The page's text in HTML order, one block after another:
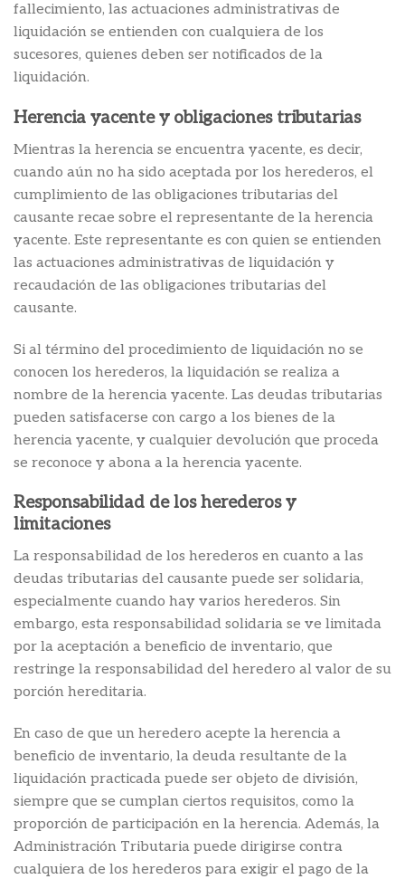
fallecimiento, las actuaciones administrativas de
liquidación se entienden con cualquiera de los
sucesores, quienes deben ser notificados de la
liquidación.
Herencia yacente y obligaciones tributarias
Mientras la herencia se encuentra yacente, es decir,
cuando aún no ha sido aceptada por los herederos, el
cumplimiento de las obligaciones tributarias del
causante recae sobre el representante de la herencia
yacente. Este representante es con quien se entienden
las actuaciones administrativas de liquidación y
recaudación de las obligaciones tributarias del
causante.
Si al término del procedimiento de liquidación no se
conocen los herederos, la liquidación se realiza a
nombre de la herencia yacente. Las deudas tributarias
pueden satisfacerse con cargo a los bienes de la
herencia yacente, y cualquier devolución que proceda
se reconoce y abona a la herencia yacente.
Responsabilidad de los herederos y
limitaciones
La responsabilidad de los herederos en cuanto a las
deudas tributarias del causante puede ser solidaria,
especialmente cuando hay varios herederos. Sin
embargo, esta responsabilidad solidaria se ve limitada
por la aceptación a beneficio de inventario, que
restringe la responsabilidad del heredero al valor de su
porción hereditaria.
En caso de que un heredero acepte la herencia a
beneficio de inventario, la deuda resultante de la
liquidación practicada puede ser objeto de división,
siempre que se cumplan ciertos requisitos, como la
proporción de participación en la herencia. Además, la
Administración Tributaria puede dirigirse contra
cualquiera de los herederos para exigir el pago de la